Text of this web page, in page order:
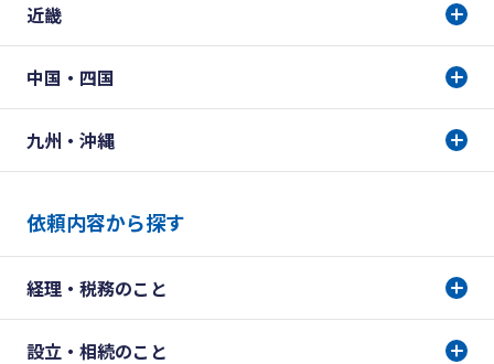
近畿
中国・四国
九州・沖縄
依頼内容から探す
経理・税務のこと
設立・相続のこと